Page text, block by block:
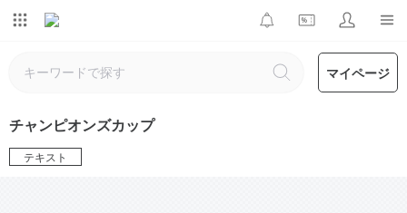
マイページ
チャンピオンズカップ
テキスト